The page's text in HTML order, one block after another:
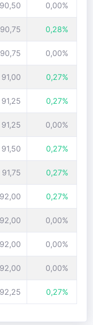
90,50 0,00%
90,75 0,28%
90,75 0,00%
91,00 0,27%
91,25 0,27%
91,25 0,00%
91,50 0,27%
91,75 0,27%
92,00 0,27%
92,00 0,00%
92,00 0,00%
92,00 0,00%
92,25 0,27%